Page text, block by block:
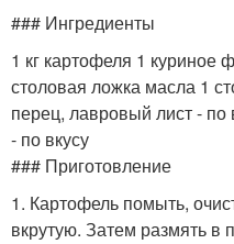
### Ингредиенты
1 кг картофеля 1 куриное
столовая ложка масла 1
перец, лавровый лист - по
- по вкусу
### Приготовление
1. Картофель помыть,
вкрутую. Затем размять в